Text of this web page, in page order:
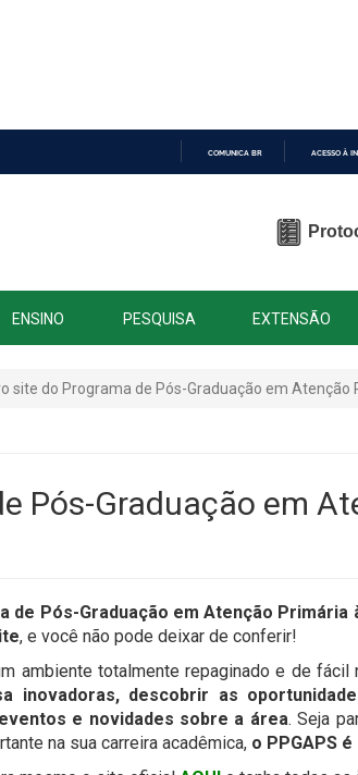
COMUNICA BR ACESSO À
ENSINO PESQUISA EXTENSÃO
site do Programa de Pós-Graduação em Atenção
Pós-Graduação em
de Pós-Graduação em Atenção Primária
, e você não pode deixar de conferir!
ambiente totalmente repaginado e de fácil
inovadoras, descobrir as
e novidades sobre a área. Seja
na sua carreira acadêmica, o PPGAPS